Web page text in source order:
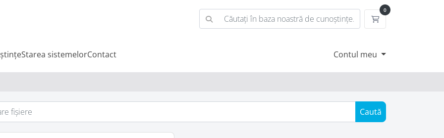
0
Coș de
Starea sistemelorContact Contul meu
Caută